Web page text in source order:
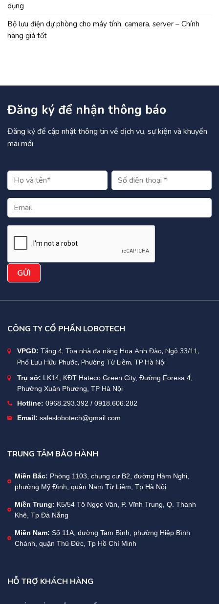
dụng
Bộ lưu điện dự phòng cho máy tính, camera, server – Chính
hãng giá tốt
Đăng ký để nhận thông báo
Đăng ký để cập nhật thông tin về dịch vụ, sự kiện và khuyến
mãi mới
CÔNG TY CỔ PHẦN LOBOTECH
VPGD: Tầng 4, Tòa nhà đa năng Hoa Anh Đào, Ngõ 33/11,
Phố Lưu Hữu Phước, Phường Từ Liêm, TP Hà Nội
Trụ sở: LK14, KĐT Hateco Green City, Đường Foresa 4,
Phường Xuân Phương, TP Hà Nội
Hotline: 0968.293.392 / 0918.606.282
Email: saleslobotech@gmail.com
TRUNG TÂM BẢO HÀNH
Miền Bắc: Phòng 1103, chung cư B2, đường Hàm Nghi,
phường Mỹ Đình, quận Nam Từ Liêm, Tp Hà Nội
Miền Trung: K5/54 Tô Ngọc Vân, P. Vĩnh Trung, Q. Thanh
Khê, Tp Đà Nẵng
Miền Nam: Số 11A, đường Tam Bình, phường Hiệp Bình
Chánh, quận Thủ Đức, Tp Hồ Chí Minh
HỖ TRỢ KHÁCH HÀNG